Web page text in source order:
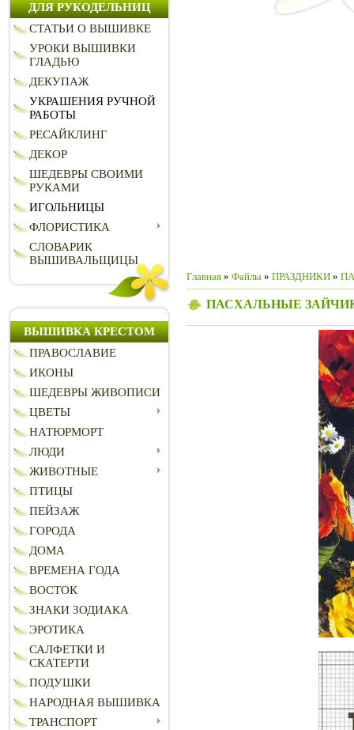
ДЛЯ РУКОДЕЛЬНИЦ
СТАТЬИ О ВЫШИВКЕ
УРОКИ ВЫШИВКИ
ГЛАДЬЮ
ДЕКУПАЖ
УКРАШЕНИЯ РУЧНОЙ
РАБОТЫ
РЕСАЙКЛИНГ
ДЕКОР
ШЕДЕВРЫ СВОИМИ
РУКАМИ
ИГОЛЬНИЦЫ
ФЛОРИСТИКА
СЛОВАРИК
ВЫШИВАЛЬЩИЦЫ
ВЫШИВКА КРЕСТОМ
ПРАВОСЛАВИЕ
ИКОНЫ
ШЕДЕВРЫ ЖИВОПИСИ
ЦВЕТЫ
НАТЮРМОРТ
ЛЮДИ
ЖИВОТНЫЕ
ПТИЦЫ
ПЕЙЗАЖ
ГОРОДА
ДОМА
ВРЕМЕНА ГОДА
ВОСТОК
ЗНАКИ ЗОДИАКА
ЭРОТИКА
САЛФЕТКИ И
СКАТЕРТИ
ПОДУШКИ
НАРОДНАЯ ВЫШИВКА
ТРАНСПОРТ
Главная » Файлы » ПРАЗДНИКИ »
ПАСХАЛЬНЫЕ